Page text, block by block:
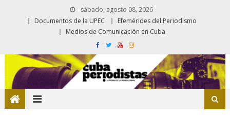
sábado, agosto 08, 2026
Documentos de la UPEC
Efemérides del Periodismo
Medios de Comunicación en Cuba